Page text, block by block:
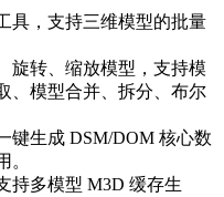
具，支持三维模型的批量
旋转、缩放模型，支持模
、模型合并、拆分、布尔
键生成 DSM/DOM 核心数
。
持多模型 M3D 缓存生